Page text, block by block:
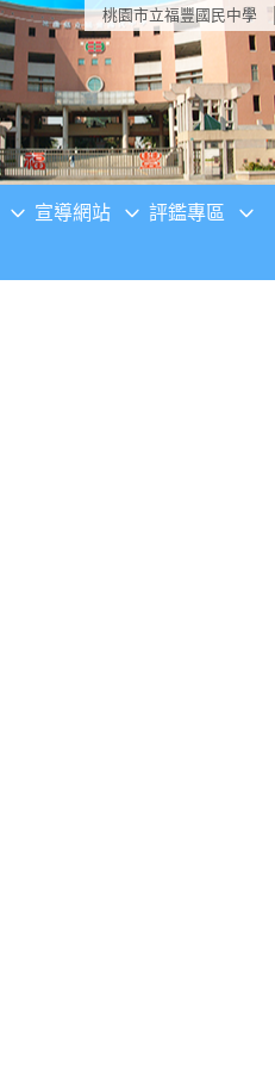
桃園市立福豐國民中學
宣導網站 評鑑專區